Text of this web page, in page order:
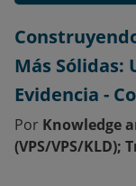
Más Sólidas:
Evidencia -
Por Knowledge
(VPS/VPS/KLD);